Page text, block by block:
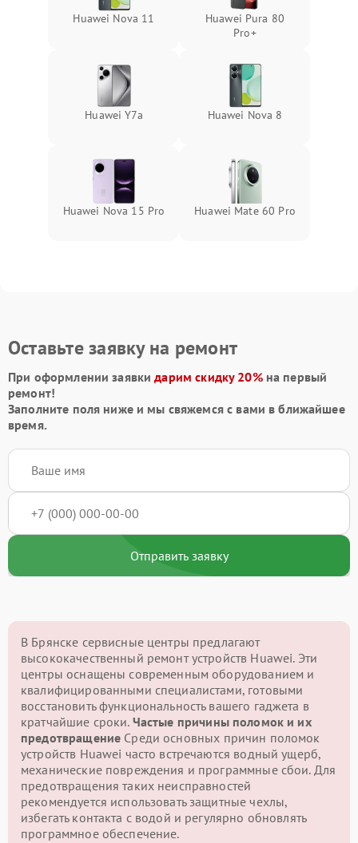
Huawei Nova 11
Huawei Pura 80
Pro+
Huawei Y7a Huawei Nova 8
Huawei Nova 15 Pro Huawei Mate 60 Pro
Оставьте заявку на ремонт
При оформлении заявкидарим скидку 20%на первый
ремонт!
Заполните поля ниже и мы свяжемся с вами в ближайшее
время.
Отправить заявку
В Брянске сервисные центры предлагают
высококачественный ремонт устройств Huawei. Эти
центры оснащены современным оборудованием и
квалифицированными специалистами, готовыми
восстановить функциональность вашего гаджета в
кратчайшие сроки. Частые причины поломок и их
предотвращение Среди основных причин поломок
устройств Huawei часто встречаются водный ущерб,
механические повреждения и программные сбои. Для
предотвращения таких неисправностей
рекомендуется использовать защитные чехлы,
избегать контакта с водой и регулярно обновлять
программное обеспечение.